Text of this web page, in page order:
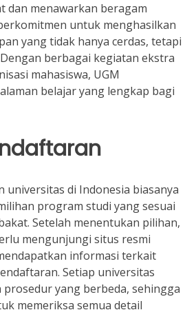
dan menawarkan beragam
untuk menghasilkan
yang tidak hanya cerdas, tetapi
berbagai kegiatan ekstra
mahasiswa, UGM
belajar yang lengkap bagi
universitas di Indonesia biasanya
program studi yang sesuai
Setelah menentukan pilihan,
mengunjungi situs resmi
informasi terkait
Setiap universitas
prosedur yang berbeda, sehingga
memeriksa semua detail